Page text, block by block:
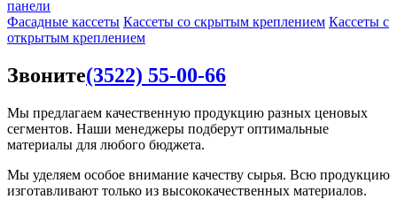
панели
Фасадные кассеты Кассеты со скрытым креплением Кассеты с
открытым креплением
Звоните(3522) 55-00-66
Мы предлагаем качественную продукцию разных ценовых
сегментов. Наши менеджеры подберут оптимальные
материалы для любого бюджета.
Мы уделяем особое внимание качеству сырья. Всю продукцию
изготавливают только из высококачественных материалов.